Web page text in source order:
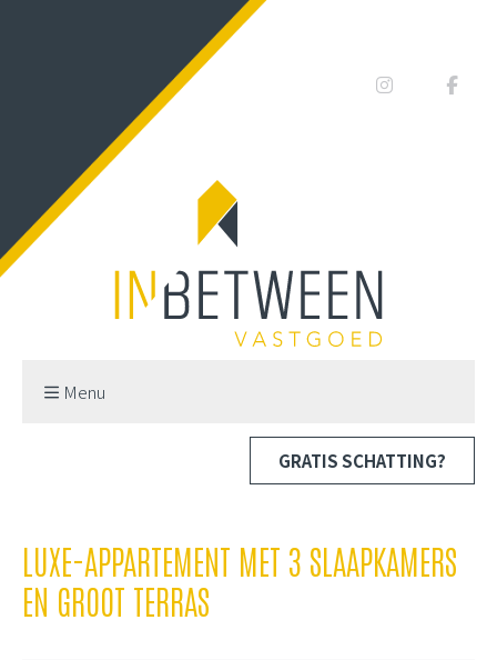
Menu
GRATIS SCHATTING?
LUXE-APPARTEMENT MET 3 SLAAPKAMERS
EN GROOT TERRAS